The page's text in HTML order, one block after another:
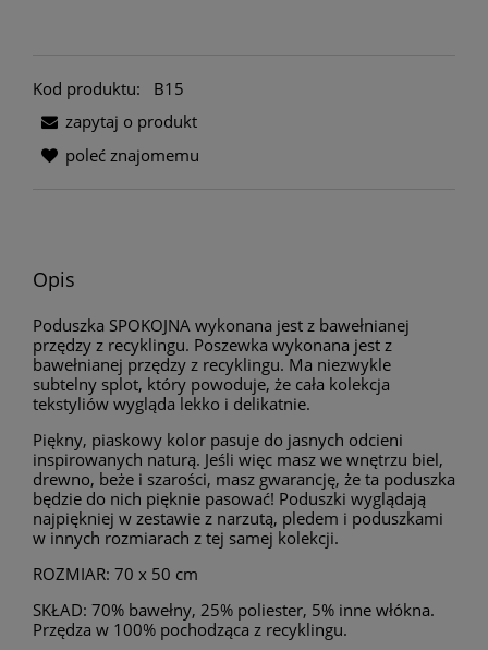
Kod produktu:
B15
zapytaj o produkt
poleć znajomemu
Opis
Poduszka SPOKOJNA wykonana jest z bawełnianej
przędzy z recyklingu. Poszewka wykonana jest z
bawełnianej przędzy z recyklingu. Ma niezwykle
subtelny splot, który powoduje, że cała kolekcja
tekstyliów wygląda lekko i delikatnie.
Piękny, piaskowy kolor pasuje do jasnych odcieni
inspirowanych naturą. Jeśli więc masz we wnętrzu biel,
drewno, beże i szarości, masz gwarancję, że ta poduszka
będzie do nich pięknie pasować! Poduszki wyglądają
najpiękniej w zestawie z narzutą, pledem i poduszkami
w innych rozmiarach z tej samej kolekcji.
ROZMIAR: 70 x 50 cm
SKŁAD: 70% bawełny, 25% poliester, 5% inne włókna.
Przędza w 100% pochodząca z recyklingu.